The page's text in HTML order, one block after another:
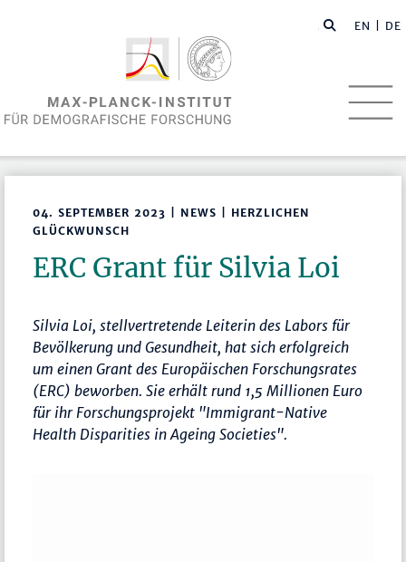
EN | DE
04. SEPTEMBER 2023 | NEWS | HERZLICHEN
GLÜCKWUNSCH
ERC Grant für Silvia Loi
Silvia Loi, stellvertretende Leiterin des Labors für
Bevölkerung und Gesundheit, hat sich erfolgreich
um einen Grant des Europäischen Forschungsrates
(ERC) beworben. Sie erhält rund 1,5 Millionen Euro
für ihr Forschungsprojekt "Immigrant-Native
Health Disparities in Ageing Societies".